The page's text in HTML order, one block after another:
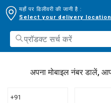
यहाँ पर डिलीवरी की जानी है :
Select your delivery location
अपना मोबाइल नंबर डालें,
+91